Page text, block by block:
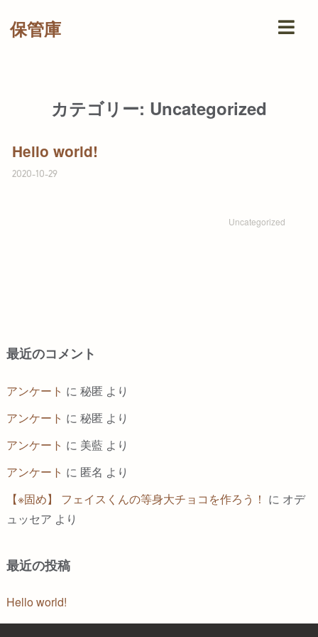
保管庫
カテゴリー: Uncategorized
Hello world!
2020-10-29
Uncategorized
最近のコメント
アンケート に 秘匿 より
アンケート に 秘匿 より
アンケート に 美藍より
アンケート に 匿名 より
【※固め】 フェイスくんの等身大チョコを作ろう！ に オデ
ュッセア より
最近の投稿
Hello world!